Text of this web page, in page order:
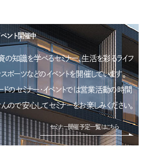
ベント開催中
の知識を学べるセミナー、生活を彩るライフ
ポーツなどのイベントを開催しています。
ドのセミナー・イベントでは営業活動の時間
ので安心してセミナーをお楽しみください。
セミナー開催予定一覧はこちら